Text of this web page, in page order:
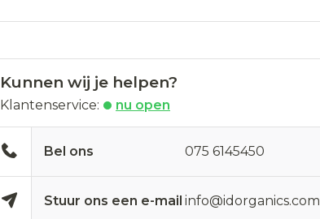
Kunnen wij je helpen?
Klantenservice: nu open
Bel ons 075 6145450
Stuur ons een e-mail info@idorganics.com